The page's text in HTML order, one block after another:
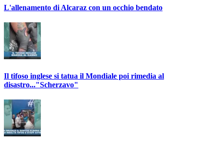
L'allenamento di Alcaraz con un occhio bendato
Il tifoso inglese si tatua il Mondiale poi rimedia al
disastro..."Scherzavo"